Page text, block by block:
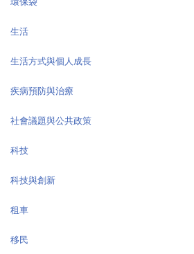
生活
生活方式與個人成長
疾病預防與治療
社會議題與公共政策
科技
科技與創新
租車
移民